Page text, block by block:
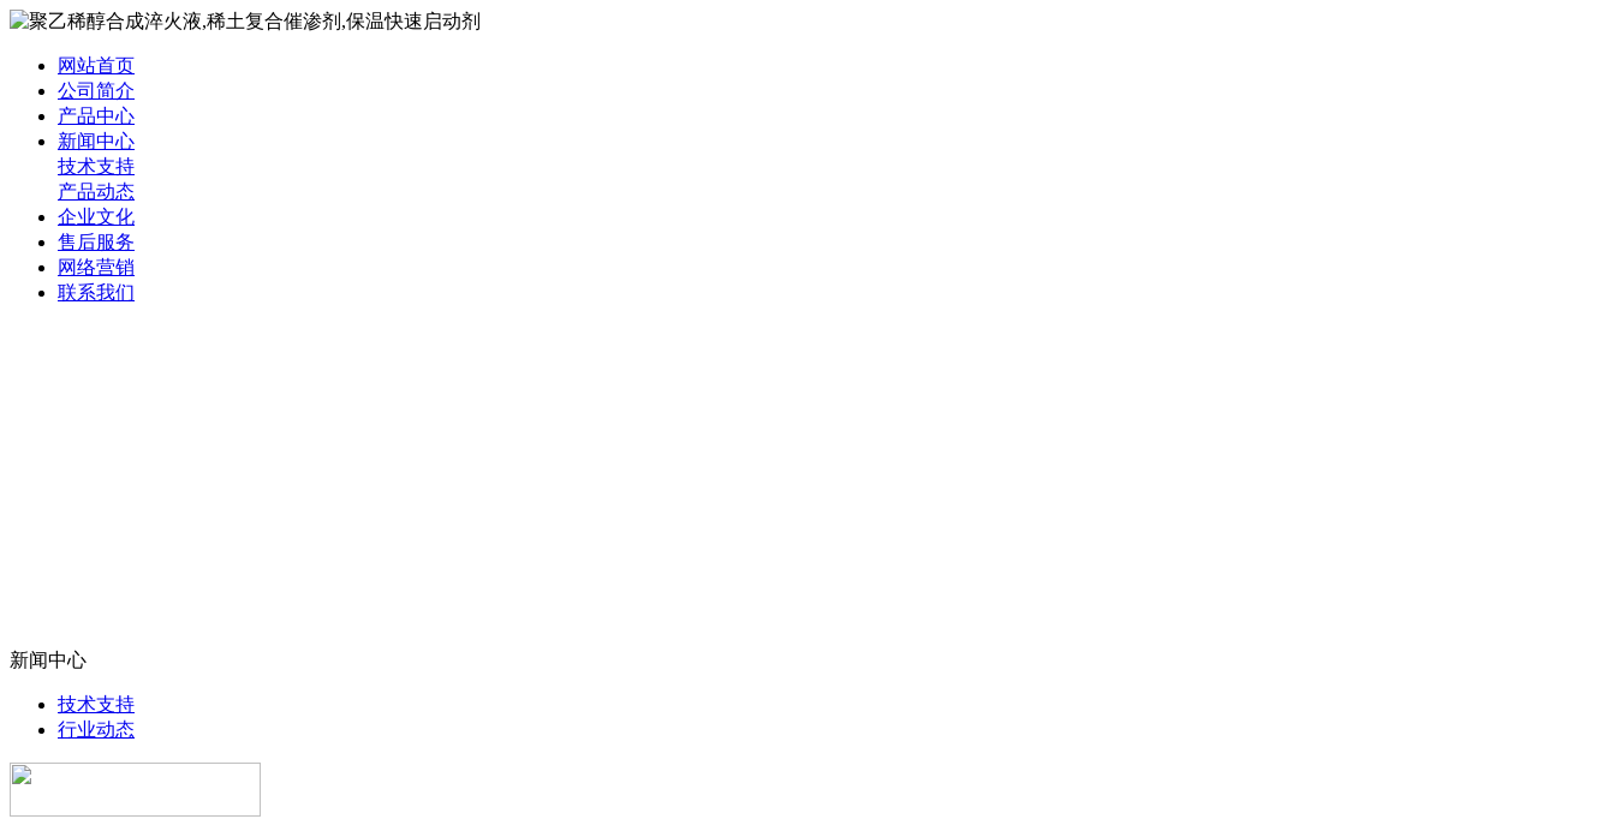
网站首页
公司简介
产品中心
新闻中心
技术支持
产品动态
企业文化
售后服务
网络营销
联系我们
新闻中心
技术支持
行业动态